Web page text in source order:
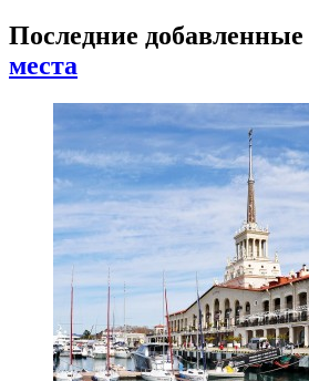
Последние добавленные
места